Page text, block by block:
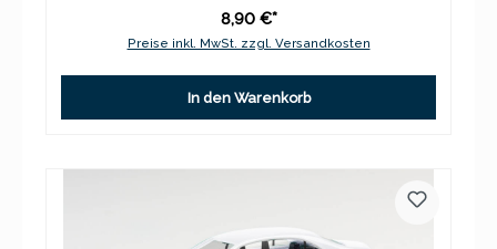
8,90 €*
Preise inkl. MwSt. zzgl. Versandkosten
In den Warenkorb